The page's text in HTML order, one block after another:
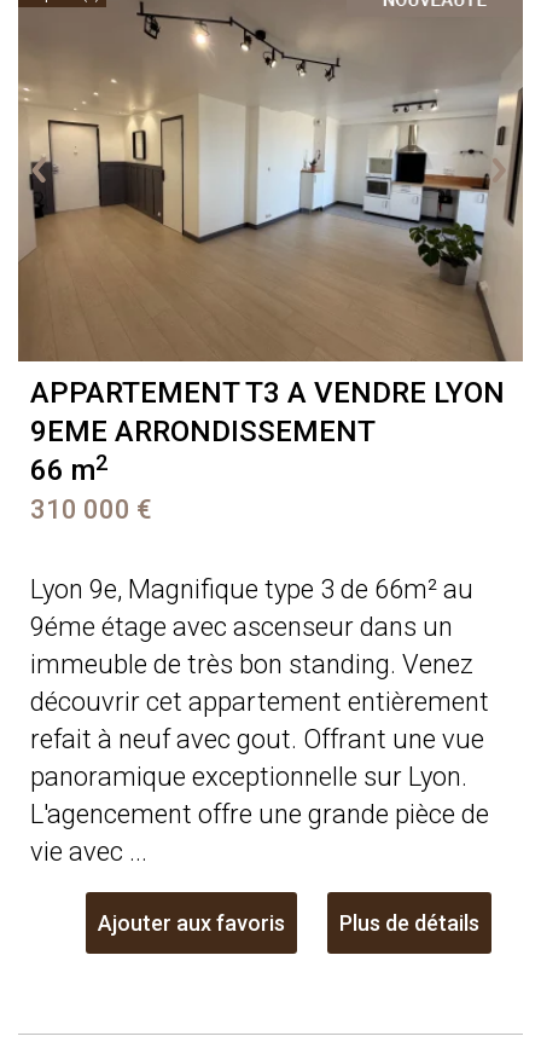
APPARTEMENT T3 A VENDRE LYON
9EME ARRONDISSEMENT
66 m2
310 000 €
Lyon 9e, Magnifique type 3 de 66m² au
9éme étage avec ascenseur dans un
immeuble de très bon standing. Venez
découvrir cet appartement entièrement
refait à neuf avec gout. Offrant une vue
panoramique exceptionnelle sur Lyon.
L'agencement offre une grande pièce de
vie avec ...
Ajouter aux favoris Plus de détails